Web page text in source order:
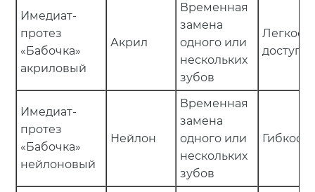
Имедиат-
протез
«Бабочка»
акриловый
Акрил
Временная
замена
одного или
нескольких
зубов
Имедиат-
протез
«Бабочка»
нейлоновый
Нейлон
Временная
замена
одного или
нескольких
зубов